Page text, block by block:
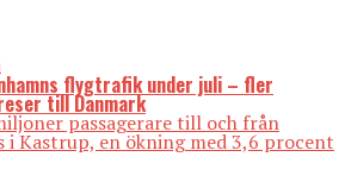
flygtrafik under juli – fler
till Danmark
passagerare till och från
i Kastrup, en ökning med 3,6 procent